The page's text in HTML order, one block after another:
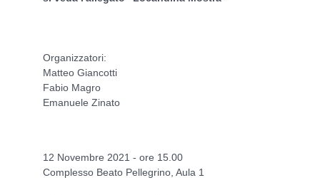
Organizzatori:
Matteo Giancotti
Fabio Magro
Emanuele Zinato
12 Novembre 2021 - ore 15.00
Complesso Beato Pellegrino, Aula 1